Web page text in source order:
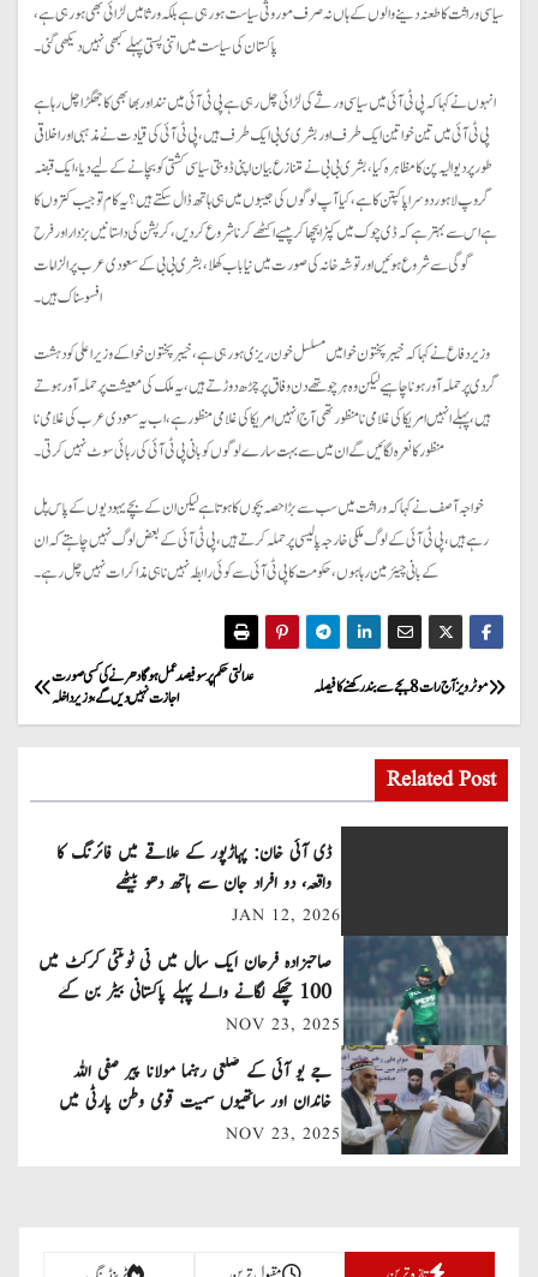
سیاسی وراثت کا طعنہ دینے والوں کے ہاں نہ صرف موروثی سیاست ہو رہی ہے بلکہ ورثا میں لڑائی بھی ہو رہی ہے،
پاکستان کی سیاست میں اتنی پستی پہلے کبھی نہیں دیکھی گئی۔
انہوں نے کہا کہ پی ٹی آئی میں سیاسی ورثے کی لڑائی چل رہی ہے پی ٹی آئی میں نند اور بھابھی کا جھگڑا چل رہا ہے
پی ٹی آئی میں تین خواتین ایک طرف اور بشری ی بی ایک طرف ہیں، پی ٹی آئی کی قیادت نے مذہبی اور اخلاقی
طور پر دیوالیہ پن کا مظاہرہ کیا، بشری بی بی نے متنازع بیان اپنی ڈوبتی سیاسی کشتی کو بچانے کے لیے دیا، ایک قبضہ
گروپ لاہور دوسرا پاکپتن کا ہے، کیا آپ لوگوں کی جیبوں میں ہی ہاتھ ڈال سکتے ہیں؟ یہ کام تو جیب کتروں کا
ہے اس سے بہتر ہے کہ ڈی چوک میں کپڑا بچھا کر پیسے اکٹھے کرنا شروع کردیں، کرپشن کی داستانیں بزدار اور فرح
گوگی سے شروع ہوئیں اور توشہ خانہ کی صورت میں نیا باب کھلا، بشری بی بی کے سعودی عرب پر الزامات
افسوسناک ہیں۔
وزیر دفاع نے کہا کہ خیبر پختون خوا میں مسلسل خون ریزی ہو رہی ہے، خیبر پختون خوا کے وزیراعلی کو دہشت
گردی پر حملہ آور ہونا چاہیے لیکن وہ ہر چوتھے دن وفاق پر چڑھ دوڑتے ہیں، یہ ملک کی معیشت پر حملہ آور ہوتے
ہیں، پہلے انہیں امریکا کی غلامی نامنظور تھی آج انہیں امریکا کی غلامی منظور ہے، اب یہ سعودی عرب کی غلامی نا
منظور کا نعرہ لگائیں گے ان میں سے بہت سارے لوگوں کو بانی پی ٹی آئی کی رہائی سوٹ نہیں کرتی۔
خواجہ آصف نے کہا کہ وراثت میں سب سے بڑا حصہ بچوں کا ہوتا ہے لیکن ان کے بچے یہودیوں کے پاس پل
رہے ہیں، پی ٹی آئی کے لوگ ملکی خارجہ پالیسی پر حملہ کرتے ہیں، پی ٹی آئی کے بعض لوگ نہیں چاہتے کہ ان
کے بانی چیئرمین رہا ہوں، حکومت کا پی ٹی آئی سے کوئی رابطہ نہیں نا ہی مذاکرات نہیں چل رہے۔
P
o
s
t
a
v
i
g
a
عدالتی حکم پر سو فیصد عمل ہوگا دھرنے کی کسی صورت
اجازت نہیں دیں گے، وزیر داخلہ
موٹرویز آج رات 8بجے سے بند رکھنے کا فیصلہ
Related Post
ڈی آئی خان: پہاڑپور کے علاقے میں فائرنگ کا
واقعہ، دو افراد جان سے ہاتھ دھو بیٹھے
JAN 12, 2026
صاحبزادہ فرحان ایک سال میں ٹی ٹوئنٹی کرکٹ میں
100 چھکے لگانے والے پہلے پاکستانی بیٹر بن گئے
NOV 23, 2025
جے یو آئی کے ضلعی رہنما مولانا پیر صفی اللہ
خاندان اور ساتھیوں سمیت قومی وطن پارٹی میں
شامل
NOV 23, 2025